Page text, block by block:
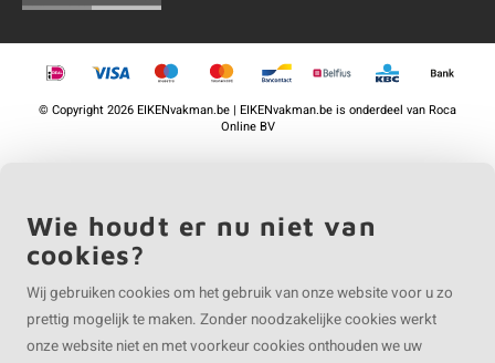
©Copyright2026 EIKENvakman.be | EIKENvakman.be is onderdeel vanRoca
Online BV
Wie houdt er nu niet van
cookies?
Wij gebruiken cookies om het gebruik van onze website voor u zo
prettig mogelijk te maken. Zonder noodzakelijke cookies werkt
onze website niet en met voorkeur cookies onthouden we uw